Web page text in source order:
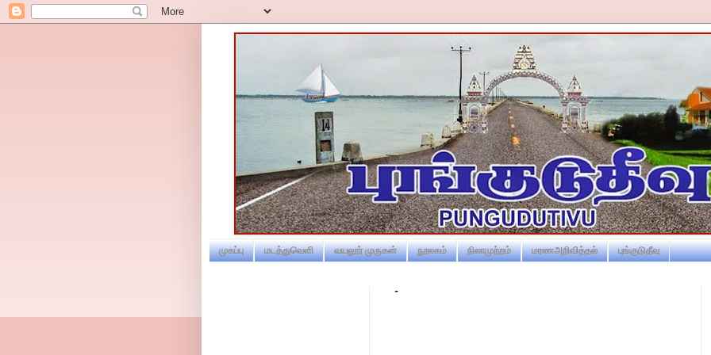
முகப்பு மடத்துவெளி வயலூர் முருகன் நூலகம் நிலாமுற்றம் மரணஅறிவித்தல் புங்குடுதீவு
-